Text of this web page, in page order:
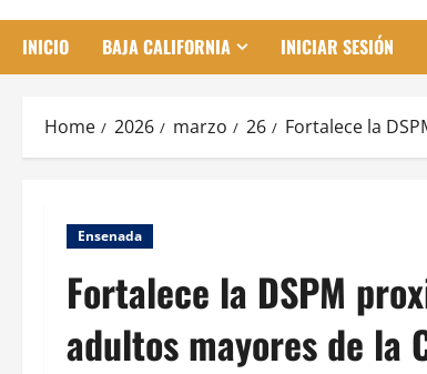
INICIO BAJA CALIFORNIA INICIAR SESIÓN
Home 2026 marzo 26 Fortalece la
Ensenada
Fortalece la DSPM
adultos mayores de la